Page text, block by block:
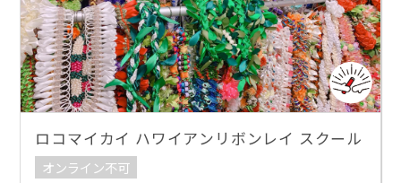
ロコマイカイ ハワイアンリボンレイ スクール
オンライン不可